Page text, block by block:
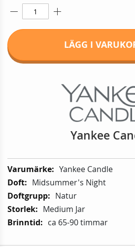
LÄGG I
Yankee
Mer
information:
Yankee Candle
Midsummer's Night
Natur
Medium Jar
ca 65-90 timmar